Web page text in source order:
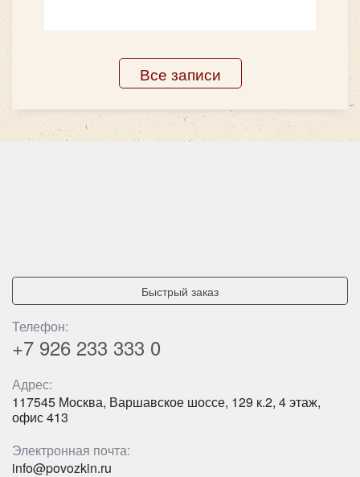
Все записи
Быстрый заказ
Телефон:
+7 926 233 333 0
Адрес:
117545 Москва, Варшавское шоссе, 129 к.2, 4 этаж,
офис 413
Электронная почта:
info@povozkin.ru